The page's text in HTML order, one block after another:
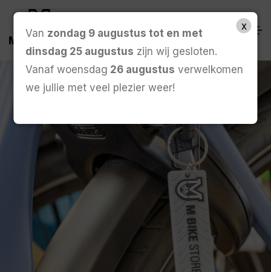
Van zondag 9 augustus tot en met
dinsdag 25 augustus zijn wij gesloten.
Vanaf woensdag 26 augustus verwelkomen
we jullie met veel plezier weer!
x